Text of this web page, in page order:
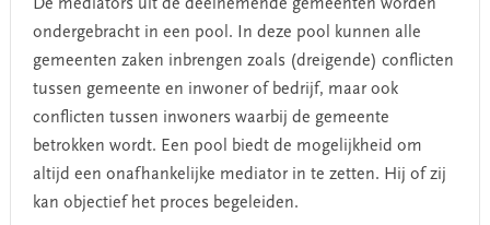
De mediators uit de deelnemende gemeenten worden
ondergebracht in een pool. In deze pool kunnen alle
gemeenten zaken inbrengen zoals (dreigende) conflicten
tussen gemeente en inwoner of bedrijf, maar ook
conflicten tussen inwoners waarbij de gemeente
betrokken wordt. Een pool biedt de mogelijkheid om
altijd een onafhankelijke mediator in te zetten. Hij of zij
kan objectief het proces begeleiden.